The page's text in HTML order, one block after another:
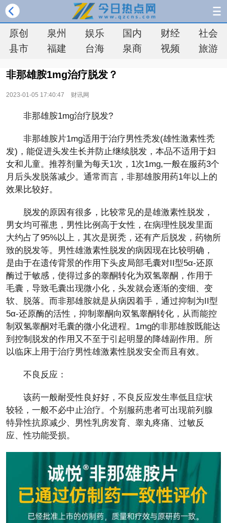
原创 泉州 娱乐 国内 财经
社会
县市
福建 台海 泉商 视频 旅游
非那雄胺1mg治疗脱发？
2023-01-05 17:40:47 财讯网
非那雄胺1mg治疗脱发?
非那雄胺片1mg适用于治疗男性秃发(雄性激素性秃
发)，能促进头发生长并防止继续脱发，本品不适用于妇
女和儿童。推荐剂量为每天1次，1次1mg,一般在服药3个
月后头发脱落减少。通常而言，非那雄胺用药1年以上的
效果比较好。
脱发的原因有很多，比较常见的是雄激素性脱发，
男女均可罹患，男性比例高于女性，在病理性脱发里面
大约占了95%以上，其次是斑秃，还有产后脱发，药物所
致的脱发等。男性雄激素性脱发的病因现在比较明确，
是由于在遗传背景的作用下头皮局部毛囊对II型5α-还原
酶过于敏感，使得过多的睾酮转化为双氢睾酮，作用于
毛囊，导致毛囊出现微小化，头发就会逐渐的变细、变
软、脱落。而非那雄胺就是从病因着手，通过抑制为II型
5α-还原酶的活性，抑制睾酮向双氢睾酮转化，从而能控
制双氢睾酮对毛囊的微小化进程。1mg的非那雄胺既能达
到控制脱发的作用又不至于引起明显的降雄副作用。所
以临床上用于治疗男性雄激素性脱发安全而且有效。
不良反应：
该药一般耐受性良好好，不良反应发生率低且症状
较轻，一般不必中止治疗。个别服药患者可出现前列腺
特异性抗原减少、男性乳房发育、睾丸疼痛、过敏反
应、性功能受损。